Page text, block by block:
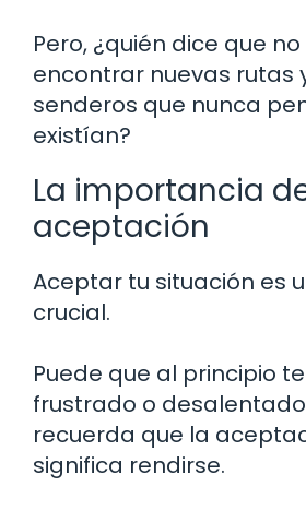
Pero, ¿quién dice que
encontrar nuevas rutas
senderos que nunca
existían?
La importancia
aceptación
Aceptar tu situación es
crucial.
Puede que al principio
frustrado o
recuerda que la
significa rendirse.